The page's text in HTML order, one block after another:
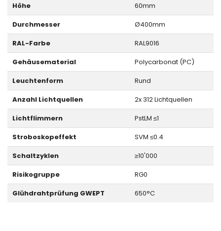
Höhe
60mm
Durchmesser
Ø400mm
RAL-Farbe
RAL9016
Gehäusematerial
Polycarbonat (PC)
Leuchtenform
Rund
Anzahl Lichtquellen
2x 312 Lichtquellen
Lichtflimmern
PstLM ≤1
Stroboskopeffekt
SVM ≤0.4
Schaltzyklen
≥10'000
Risikogruppe
RG0
Glühdrahtprüfung GWEPT
650°C